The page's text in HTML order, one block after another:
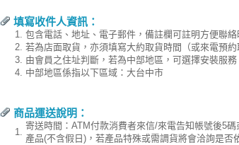
填寫收件人資訊：
1. 包含電話、地址、電子郵件，備註欄可註明方便聯絡
2. 若為店面取貨，亦須填寫大約取貨時間（或來電預約
3. 由會員之住址判斷，若為中部地區 ，可選擇安裝服
4. 中部地區係指以下區域：大台中市
商品運送說明：
1.
寄送時間：ATM付款消費者來信/來電告知帳號後5
產品(不含假日)，若產品特殊或需調貨將會洽詢是否